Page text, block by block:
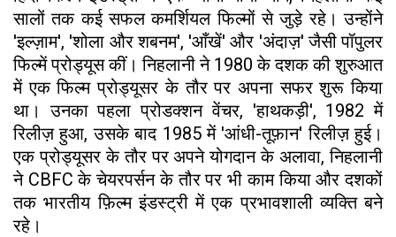
सालों तक कई सफल कमर्शियल फिल्मों से जुड़े रहे। उन्होंने
'इल्ज़ाम', 'शोला और शबनम', 'आँखें' और 'अंदाज़' जैसी पॉपुलर
फिल्में प्रोड्यूस कीं। निहलानी ने 1980 के दशक की शुरुआत
में एक फिल्म प्रोड्यूसर के तौर पर अपना सफर शुरू किया
था। उनका पहला प्रोडक्शन वेंचर, 'हाथकड़ी', 1982 में
रिलीज़ हुआ, उसके बाद 1985 में 'आंधी-तूफ़ान' रिलीज़ हुई।
एक प्रोड्यूसर के तौर पर अपने योगदान के अलावा, निहलानी
ने CBFC के चेयरपर्सन के तौर पर भी काम किया और दशकों
तक भारतीय फ़िल्म इंडस्ट्री में एक प्रभावशाली व्यक्ति बने
रहे।